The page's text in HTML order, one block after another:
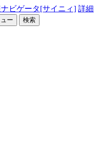
ビゲータ[サイニィ] 詳細
ー 検索